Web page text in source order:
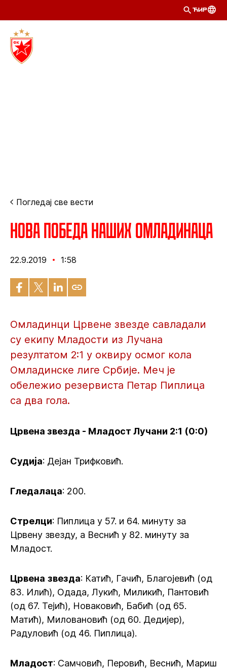
ЋИР
Погледај све вести
Нова победа наших омладинаца
22.9.2019 1:58
Омладинци Црвене звезде савладали
су екипу Младости из Лучана
резултатом 2:1 у оквиру осмог кола
Омладинске лиге Србије. Меч је
обележио резервиста Петар Пиплица
са два гола.
Црвена звезда - Младост Лучани 2:1 (0:0)
Судија: Дејан Трифковић.
Гледалаца: 200.
Стрелци: Пиплица у 57. и 64. минуту за
Црвену звезду, а Веснић у 82. минуту за
Младост.
Црвена звезда: Катић, Гачић, Благојевић (од
83. Илић), Одада, Лукић, Миликић, Пантовић
(од 67. Тејић), Новаковић, Бабић (од 65.
Матић), Миловановић (од 60. Дедијер),
Радуловић (од 46. Пиплица).
Младост: Самчовић, Перовић, Веснић, Мариш